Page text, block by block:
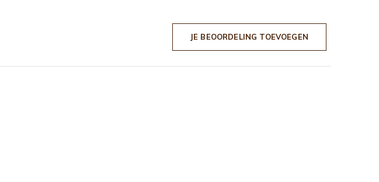
JE BEOORDELING TOEVOEGEN